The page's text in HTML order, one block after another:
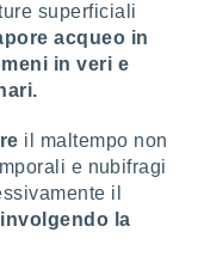
superficiali
acqueo in
in veri e
il maltempo non
e nubifragi
il
la